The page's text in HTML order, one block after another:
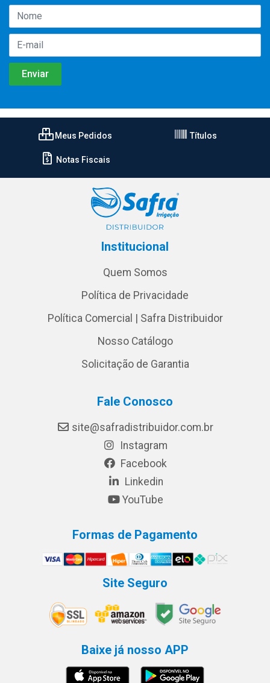
Meus Pedidos Títulos
Notas Fiscais
Institucional
Quem Somos
Política de Privacidade
Política Comercial | Safra Distribuidor
Nosso Catálogo
Solicitação de Garantia
Fale Conosco
site@safradistribuidor.com.br
Instagram
Facebook
Linkedin
YouTube
Formas de Pagamento
Site Seguro
Baixe já nosso APP